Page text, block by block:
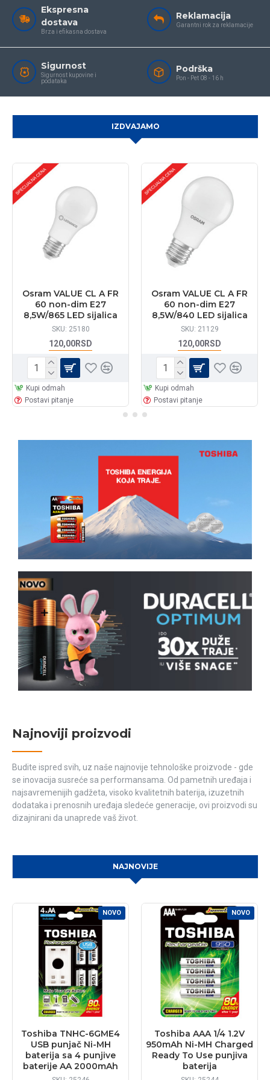
Ekspresna
dostava
Brza i efikasna dostava
Reklamacija
Garantni rok za reklamacije
Sigurnost
Sigurnost kupovine i
podataka
Podrška
Pon - Pet 08 - 16 h
IZDVAJAMO
SKU: 25180
Osram VALUE CL A FR
60 non-dim E27
8,5W/865 LED sijalica
120,00RSD
Kupi odmah
Postavi pitanje
SKU: 21129
Osram VALUE CL A FR
60 non-dim E27
8,5W/840 LED sijalica
120,00RSD
Kupi odmah
Postavi pitanje
Najnoviji proizvodi
Budite ispred svih, uz naše najnovije tehnološke proizvode - gde
se inovacija susreće sa performansama. Od pametnih uređaja i
najsavremenijih gadžeta, visoko kvalitetnih baterija, izuzetnih
dodataka i prenosnih uređaja sledeće generacije, ovi proizvodi su
dizajnirani da unaprede vaš život.
NAJNOVIJE
NOVO
Toshiba TNHC-6GME4
USB punjač Ni-MH
baterija sa 4 punjive
baterije AA 2000mAh
NOVO
Toshiba AAA 1/4 1.2V
950mAh Ni-MH Charged
Ready To Use punjiva
baterija